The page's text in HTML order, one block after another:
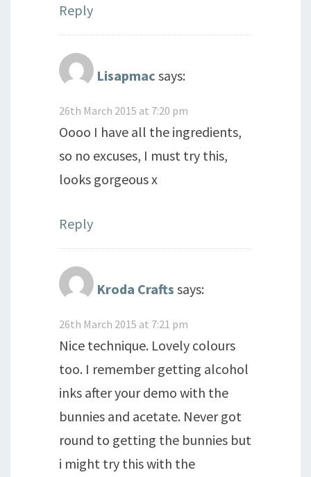
Reply
Lisapmac says:
26th March 2015 at 7:20 pm
Oooo I have all the ingredients,
so no excuses, I must try this,
looks gorgeous x
Reply
Kroda Crafts says:
26th March 2015 at 7:21 pm
Nice technique. Lovely colours
too. I remember getting alcohol
inks after your demo with the
bunnies and acetate. Never got
round to getting the bunnies but
i might try this with the